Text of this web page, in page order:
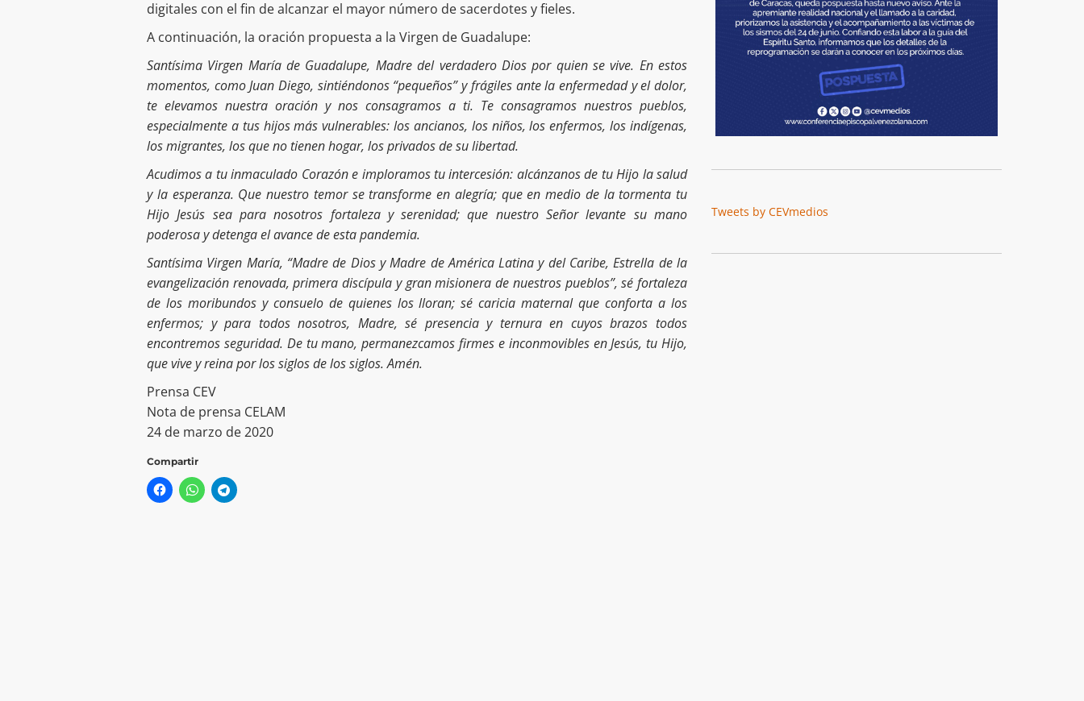
digitales con el fin de alcanzar el mayor número de sacerdotes y fieles.
A continuación, la oración propuesta a la Virgen de Guadalupe:
Santísima Virgen María de Guadalupe, Madre del verdadero Dios por quien se vive. En estos
momentos, como Juan Diego, sintiéndonos “pequeños” y frágiles ante la enfermedad y el dolor,
te elevamos nuestra oración y nos consagramos a ti. Te consagramos nuestros pueblos,
especialmente a tus hijos más vulnerables: los ancianos, los niños, los enfermos, los indígenas,
los migrantes, los que no tienen hogar, los privados de su libertad.
Acudimos a tu inmaculado Corazón e imploramos tu intercesión: alcánzanos de tu Hijo la salud
y la esperanza. Que nuestro temor se transforme en alegría; que en medio de la tormenta tu
Hijo Jesús sea para nosotros fortaleza y serenidad; que nuestro Señor levante su mano
poderosa y detenga el avance de esta pandemia.
Santísima Virgen María, “Madre de Dios y Madre de América Latina y del Caribe, Estrella de la
evangelización renovada, primera discípula y gran misionera de nuestros pueblos”, sé fortaleza
de los moribundos y consuelo de quienes los lloran; sé caricia maternal que conforta a los
enfermos; y para todos nosotros, Madre, sé presencia y ternura en cuyos brazos todos
encontremos seguridad. De tu mano, permanezcamos firmes e inconmovibles en Jesús, tu Hijo,
que vive y reina por los siglos de los siglos. Amén.
Prensa CEV
Nota de prensa CELAM
24 de marzo de 2020
Compartir
Tweets by CEVmedios